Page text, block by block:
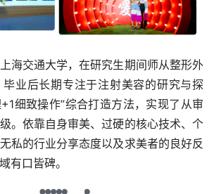
海交通大学，在研究生期间师从整形外
业后长期专注于注射美容的研究与探
细致操作”综合打造方法，实现了从审
。依靠自身审美、过硬的核心技术、个
私的行业分享态度以及求美者的良好反
有口皆碑。